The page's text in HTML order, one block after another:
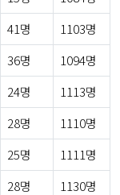
41명
1103명
36명
1094명
24명
1113명
28명
1110명
25명
1111명
28명
1130명